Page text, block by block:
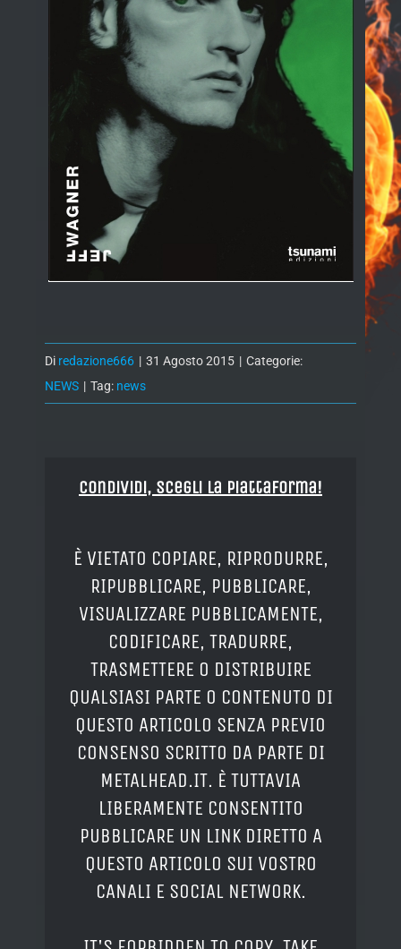
Di redazione666 | 31 Agosto 2015 | Categorie:
NEWS | Tag: news
Condividi, Scegli la piattaforma!
È VIETATO COPIARE, RIPRODURRE,
RIPUBBLICARE, PUBBLICARE,
VISUALIZZARE PUBBLICAMENTE,
CODIFICARE, TRADURRE,
TRASMETTERE O DISTRIBUIRE
QUALSIASI PARTE O CONTENUTO DI
QUESTO ARTICOLO SENZA PREVIO
CONSENSO SCRITTO DA PARTE DI
METALHEAD.IT. È TUTTAVIA
LIBERAMENTE CONSENTITO
PUBBLICARE UN LINK DIRETTO A
QUESTO ARTICOLO SUI VOSTRO
CANALI E SOCIAL NETWORK.